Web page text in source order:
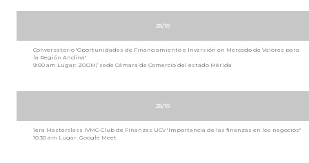
28/10
Conversatorio "Oportunidades de Financiamiento e Inversión en Mercado de Valores para
la Región Andina"
9:00 am Lugar: ZOOM/ sede Cámara de Comercio del estado Mérida
28/10
1era Masterclass IVMC-Club de Finanzas UCV "Importancia de las finanzas en los negocios"
10:30 am Lugar: Google Meet